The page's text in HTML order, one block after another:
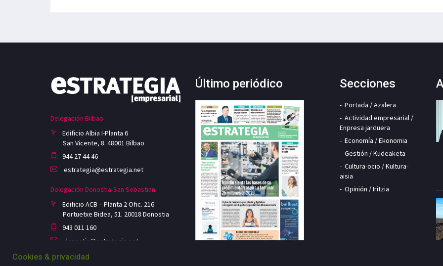
Delegación Bilbao
Edificio Albia I-Planta 6
San Vicente, 8. 48001 Bilbao
944 27 44 46
estrategia@estrategia.net
Delegación Donostia-San Sebastian
Edificio ACB – Planta 2 Ofic. 216
Portuetxe Bidea, 51. 20018 Donostia
943 011 160
donostia@estrategia.net
Último periódico Secciones
Portada / Azalera
Actividad empresarial /
Enpresa jarduera
Economía / Ekonomia
Gestión / Kudeaketa
Cultura-ocio / Kultura-
aisia
Opinión / Iritzia
Cookies & privacidad